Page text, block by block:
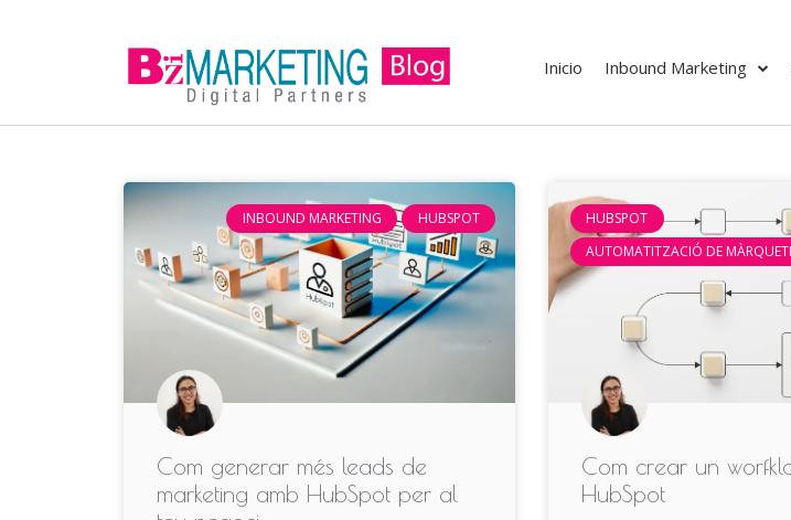
Inicio Inbound Marketing
INBOUND MARKETING HUBSPOT
Com generar més leads de
marketing amb HubSpot per al
HUBSPOT
AUTOMATITZACIÓ DE
Com crear un
HubSpot